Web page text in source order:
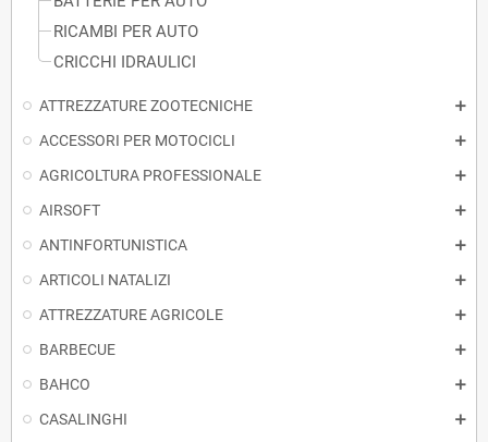
RICAMBI PER AUTO
CRICCHI IDRAULICI
ATTREZZATURE ZOOTECNICHE
ACCESSORI PER MOTOCICLI
AGRICOLTURA PROFESSIONALE
AIRSOFT
ANTINFORTUNISTICA
ARTICOLI NATALIZI
ATTREZZATURE AGRICOLE
BARBECUE
BAHCO
CASALINGHI